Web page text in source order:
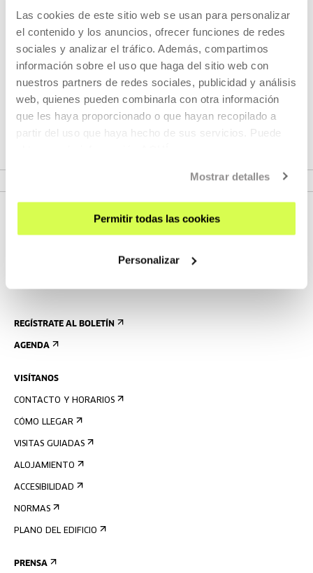
Las cookies de este sitio web se usan para personalizar
el contenido y los anuncios, ofrecer funciones de redes
sociales y analizar el tráfico. Además, compartimos
información sobre el uso que haga del sitio web con
nuestros partners de redes sociales, publicidad y análisis
web, quienes pueden combinarla con otra información
que les haya proporcionado o que hayan recopilado a
partir del uso que haya hecho de sus servicios. Puede
Mostrar detalles
Permitir todas las cookies
Personalizar
Pertenece a Ciclo: Desde el
principio. Historias del cine
feminista
Todas las historias tienen un principio. Pero no hay una
única historia. Al narrarlas, las historias se crean palabra a
palabra. Película a película en el caso de la historia del cine.
REGÍSTRATE AL BOLETÍN
AGENDA
VISÍTANOS
CONTACTO Y HORARIOS
CÓMO LLEGAR
VISITAS GUIADAS
ALOJAMIENTO
ACCESIBILIDAD
NORMAS
PLANO DEL EDIFICIO
PRENSA